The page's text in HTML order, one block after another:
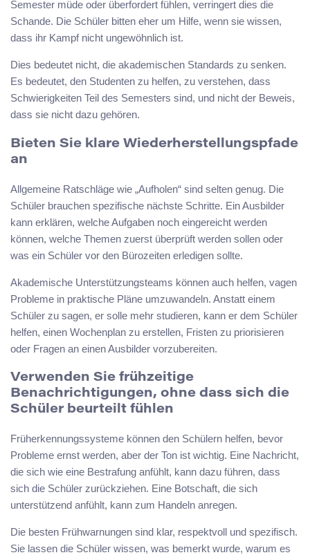
Semester müde oder überfordert fühlen, verringert dies die
Schande. Die Schüler bitten eher um Hilfe, wenn sie wissen,
dass ihr Kampf nicht ungewöhnlich ist.
Dies bedeutet nicht, die akademischen Standards zu senken.
Es bedeutet, den Studenten zu helfen, zu verstehen, dass
Schwierigkeiten Teil des Semesters sind, und nicht der Beweis,
dass sie nicht dazu gehören.
Bieten Sie klare Wiederherstellungspfade
an
Allgemeine Ratschläge wie „Aufholen“ sind selten genug. Die
Schüler brauchen spezifische nächste Schritte. Ein Ausbilder
kann erklären, welche Aufgaben noch eingereicht werden
können, welche Themen zuerst überprüft werden sollen oder
was ein Schüler vor den Bürozeiten erledigen sollte.
Akademische Unterstützungsteams können auch helfen, vagen
Probleme in praktische Pläne umzuwandeln. Anstatt einem
Schüler zu sagen, er solle mehr studieren, kann er dem Schüler
helfen, einen Wochenplan zu erstellen, Fristen zu priorisieren
oder Fragen an einen Ausbilder vorzubereiten.
Verwenden Sie frühzeitige
Benachrichtigungen, ohne dass sich die
Schüler beurteilt fühlen
Früherkennungssysteme können den Schülern helfen, bevor
Probleme ernst werden, aber der Ton ist wichtig. Eine Nachricht,
die sich wie eine Bestrafung anfühlt, kann dazu führen, dass
sich die Schüler zurückziehen. Eine Botschaft, die sich
unterstützend anfühlt, kann zum Handeln anregen.
Die besten Frühwarnungen sind klar, respektvoll und spezifisch.
Sie lassen die Schüler wissen, was bemerkt wurde, warum es